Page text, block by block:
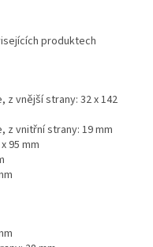
produktech
vnější strany: 32 x 142
vnitřní strany: 19 mm
95 mm